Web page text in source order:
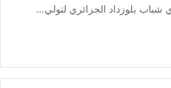
شباب بلوزداد الجزائري لتولي…